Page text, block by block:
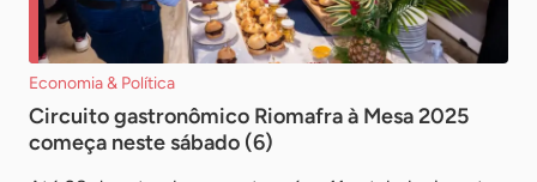
Economia & Política
Circuito gastronômico Riomafra à Mesa 2025
começa neste sábado (6)